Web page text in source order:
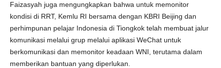
Faizasyah juga mengungkapkan bahwa untuk memonitor
kondisi di RRT, Kemlu RI bersama dengan KBRI Beijing dan
perhimpunan pelajar Indonesia di Tiongkok telah membuat jalur
komunikasi melalui grup melalui aplikasi WeChat untuk
berkomunikasi dan memonitor keadaan WNI, terutama dalam
memberikan bantuan yang diperlukan.